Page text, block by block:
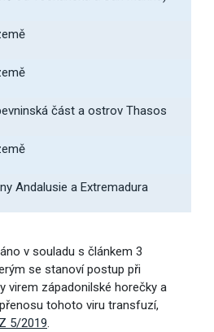
část a ostrov Thasos
Andalusie a Extremadura
v souladu s článkem 3
se stanoví postup při
virem západonilské horečky a
tohoto viru transfuzí,
5/2019.